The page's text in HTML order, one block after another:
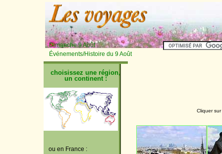
Dimanche 9 Août
Événements/Histoire du 9 Août
choisissez une région,
un continent :
ou en France :
Cliquer